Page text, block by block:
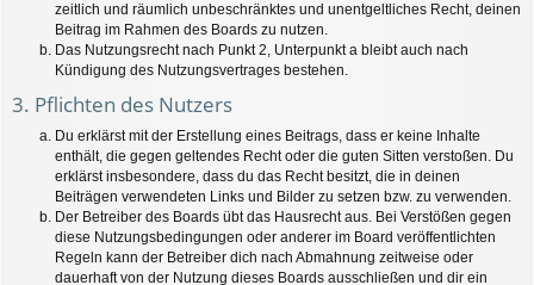
zeitlich und räumlich unbeschränktes und unentgeltliches Recht, deinen
Beitrag im Rahmen des Boards zu nutzen.
Das Nutzungsrecht nach Punkt 2, Unterpunkt a bleibt auch nach
Kündigung des Nutzungsvertrages bestehen.
3. Pflichten des Nutzers
Du erklärst mit der Erstellung eines Beitrags, dass er keine Inhalte
enthält, die gegen geltendes Recht oder die guten Sitten verstoßen. Du
erklärst insbesondere, dass du das Recht besitzt, die in deinen
Beiträgen verwendeten Links und Bilder zu setzen bzw. zu verwenden.
Der Betreiber des Boards übt das Hausrecht aus. Bei Verstößen gegen
diese Nutzungsbedingungen oder anderer im Board veröffentlichten
Regeln kann der Betreiber dich nach Abmahnung zeitweise oder
dauerhaft von der Nutzung dieses Boards ausschließen und dir ein